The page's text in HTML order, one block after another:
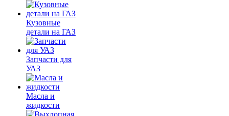
Кузовные
детали на ГАЗ
Запчасти для
УАЗ
Масла и
жидкости